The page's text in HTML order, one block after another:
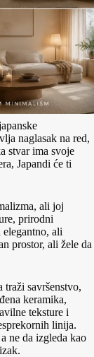
naglasak na red,
stvar ima svoje
Japandi će ti
ali joj
prirodni
ali
prostor, ali žele da
savršenstvo,
keramika,
teksture i
linija.
ne da izgleda kao